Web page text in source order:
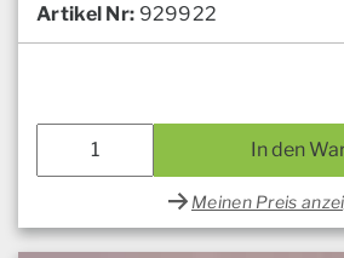
Artikel Nr: 929922
In den
Meinen Preis